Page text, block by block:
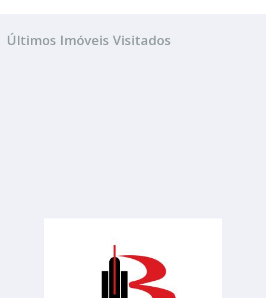
Últimos Imóveis Visitados